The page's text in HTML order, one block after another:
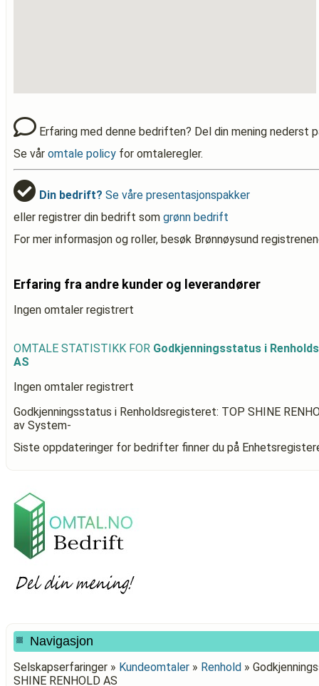
Erfaring med denne bedriften? Del din mening nederst
Se vår omtale policy for omtaleregler.
Din bedrift? Se våre presentasjonspakker
eller registrer din bedrift som grønn bedrift
For mer informasjon og roller, besøk Brønnøysund
Erfaring fra andre kunder og leverandører
Ingen omtaler registrert
OMTALE STATISTIKK FOR Godkjenningsstatus i
AS
Ingen omtaler registrert
Godkjenningsstatus i Renholdsregisteret: TOP SHINE
av System-
Siste oppdateringer for bedrifter finner du på
Navigasjon
Selskapserfaringer » Kundeomtaler » Renhold »
SHINE RENHOLD AS